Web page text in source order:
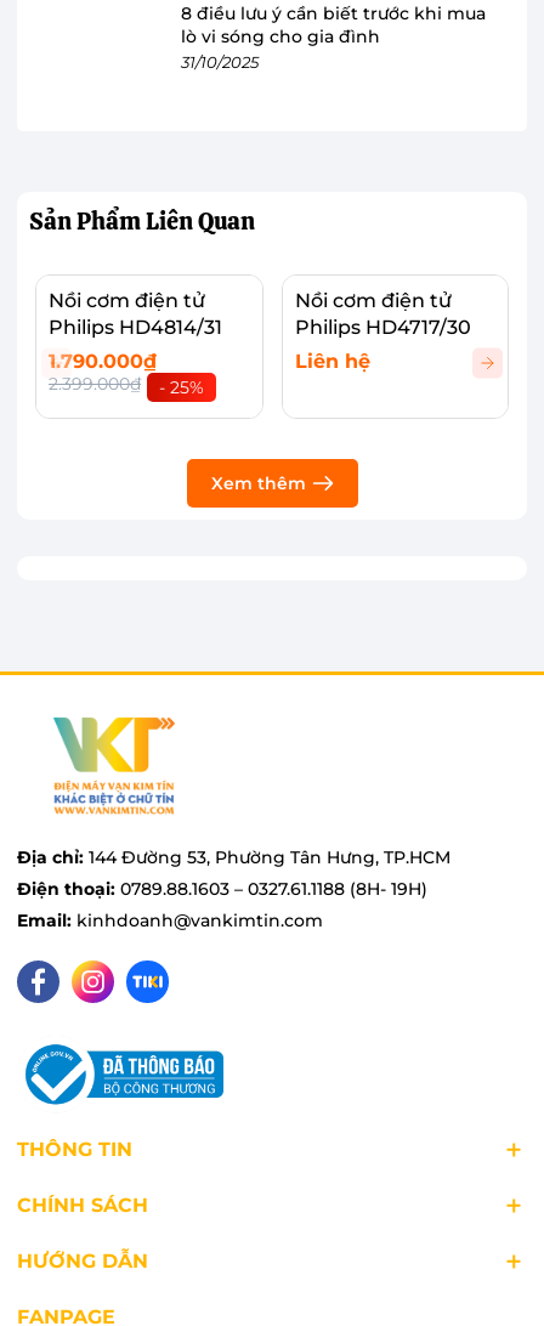
dáng hiện đại thu hút mọi không gian bếp. Đây
nồi cơm điện Philipsvới công nghệ nấu tiên
Nồi cơm điện cao tần Philips HD4539/62 được
thiết kế dành cho gia đình của bạn. Với dung
tích 1.5 lít, bạn có thể dễ dàng nấu đủ cho gia
gia đình hay bữa ăn với bạn bè, hãy yên tâm
rằng bạn sẽ có thể phục vụ cho tất cả mọi
người.
8 điều lưu ý cần biết trước khi mua
lò vi sóng cho gia đình
31/10/2025
Sản PhẩmLiên Quan
Nồi cơm điện tử
Philips HD4814/31
1.790.000₫
2.399.000₫ - 25%
Nồi cơm điện tử
Philips HD4717/30
Liên hệ
Xem thêm
Địa chỉ: 144 Đường 53, Phường Tân Hưng, TP.HCM
Điện thoại: 0789.88.1603 – 0327.61.1188 (8H- 19H)
Email: kinhdoanh@vankimtin.com
THÔNG TIN
CHÍNH SÁCH
HƯỚNG DẪN
FANPAGE